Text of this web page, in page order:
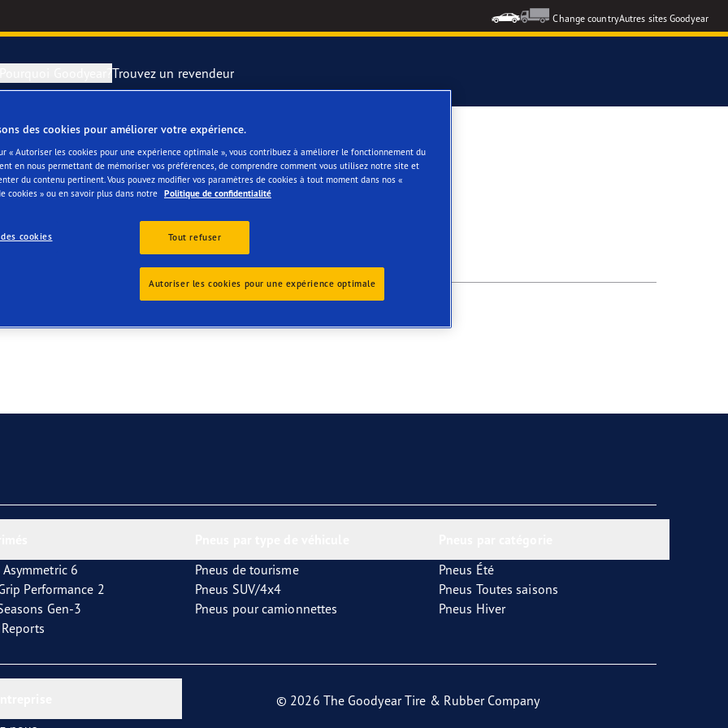
Change countryAutres sites Goodyear
Pourquoi Goodyear?
F1 SuperSport
Performance 2
4Seasons GEN-3
Trouvez un revendeur
Asymmetric 6
Performance 2
Gen-3
Pneus de tourisme
Pneus SUV/4x4
Pneus pour camionnettes
Pneus Été
Pneus Toutes saisons
Pneus Hiver
© 2026 The Goodyear Tire & Rubber Company
des cookies pour améliorer votre expérience.
« Autoriser les cookies pour une expérience optimale », vous contribuez à améliorer le fonctionnement du
en nous permettant de mémoriser vos préférences, de comprendre comment vous utilisez notre site et
du contenu pertinent. Vous pouvez modifier vos paramètres de cookies à tout moment dans nos «
cookies » ou en savoir plus dans notre Politique de confidentialité
cookies Tout refuser
Autoriser les cookies pour une expérience optimale